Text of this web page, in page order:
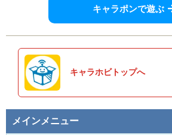
キャラポンで遊ぶ
キャラホビトップへ
メインメニュー